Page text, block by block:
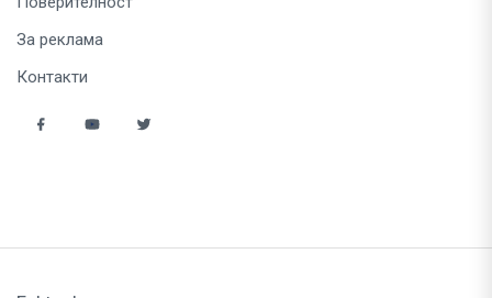
За реклама
Контакти